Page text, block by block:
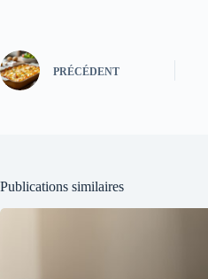
PRÉCÉDENT
Publications similaires